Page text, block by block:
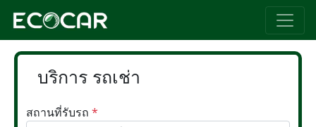
บริการ รถเช่า
สถานที่รับรถ *